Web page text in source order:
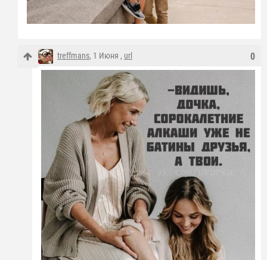
0
treffmans, 1 Июня , url